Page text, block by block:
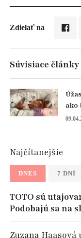
Zdielať na
Súvisiace články
ako
Najčítanejšie
DNES 7 DNÍ
TOTO sú
Podobajú sa na
Zuzana